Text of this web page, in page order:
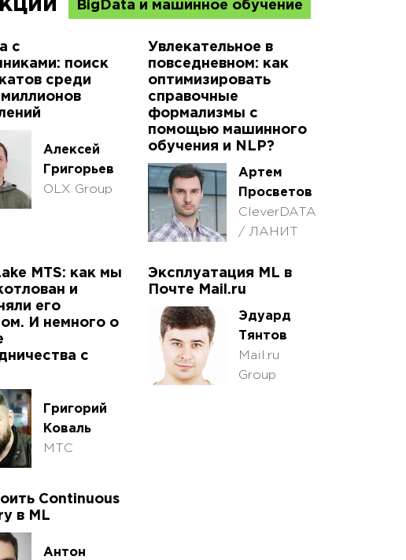
BigData и машинное обучение
с
поиск
среди
Алексей
Григорьев
OLX Group
Увлекательное в
повседневном: как
оптимизировать
справочные
формализмы с
помощью машинного
обучения и NLP?
Артем
Просветов
CleverDATA
/ ЛАНИТ
MTS: как мы
и
его
И немного о
с
Григорий
Коваль
МТС
Эксплуатация ML в
Почте Mail.ru
Эдуард
Тянтов
Mail.ru
Group
Continuous
в ML
Антон